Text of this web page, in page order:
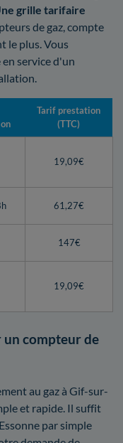
grille tarifaire
de gaz, compte
le plus. Vous
service d'un
Tarif prestation
(TTC)
19,09€
61,27€
147€
19,09€
compteur de
au gaz à Gif-sur-
et rapide. Il suffit
par simple